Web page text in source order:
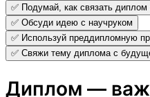
✅ Подумай, как связать диплом
✅ Обсуди идею с научруком
✅ Используй преддипломную
✅ Свяжи тему диплома с
Диплом —